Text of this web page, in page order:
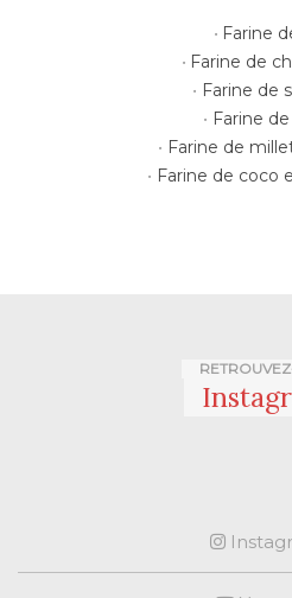
Farine
Farine de
Farine de
Farine
Farine de
Farine de coco